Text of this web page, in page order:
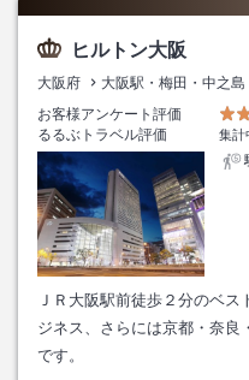
ヒルトン大阪
大阪府 大阪駅・梅田・中之島
お客様アンケート評価
るるぶトラベル評価
集計
ＪＲ大阪駅前徒歩２分のベ
ジネス、さらには京都・奈良
です。